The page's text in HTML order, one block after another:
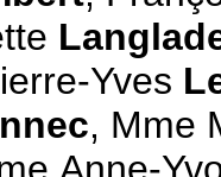
Yves
, Mme
Anne-